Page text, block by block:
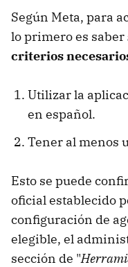
Según Meta, para
lo primero es saber
criterios
Utilizar la
en español.
Tener al menos
Esto se puede
oficial establecido
configuración de
elegible, el
sección de "